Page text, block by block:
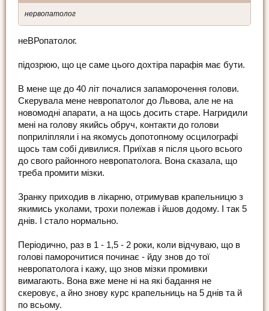
нервопатолог
неВРопатолог.
підозрюю, що це саме цього дохтіра парафія має бути.
В мене ще до 40 літ почалися запаморочення голови.
Скерувала мене невропатолог до Львова, але не на
новомодні апарати, а на щось досить старе. Нагридили
мені на голову якийсь обруч, контакти до голови
поприліпляли і на якомусь допотопному осцилографі
щось там собі дивилися. Приїхав я після цього всього
до свого районного невропатолога. Вона сказала, що
треба промити мізки.
Зранку приходив в лікарню, отримував крапельницю з
якимись уколами, трохи полежав і йшов додому. І так 5
днів. І стало нормально.
Періодично, раз в 1 - 1,5 - 2 роки, коли відчуваю, що в
голові паморочитися починає - йду знов до тої
невропатолога і кажу, що знов мізки промивки
вимагають. Вона вже мене ні на які бадання не
скеровує, а йно знову курс крапельниць на 5 днів та й
по всьому.